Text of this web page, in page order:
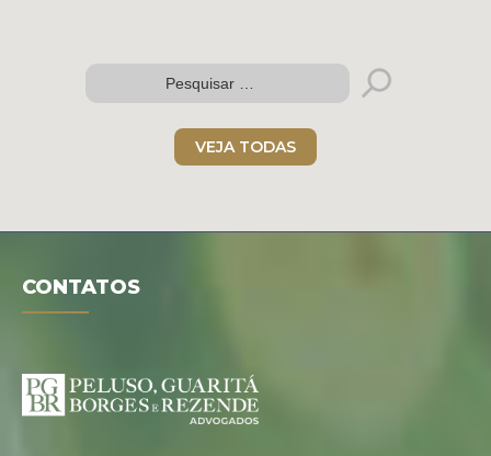
Folder digital
VEJA TODAS
CONTATOS